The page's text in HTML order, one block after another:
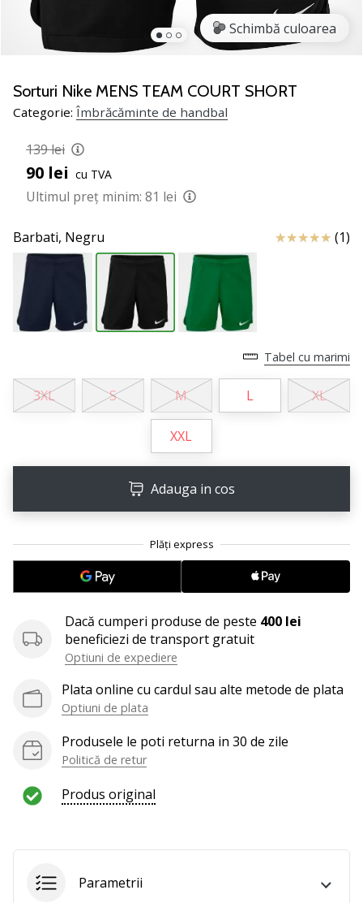
noii
pantofi
PUMA
Accelerate
NITRO
Află
care
actualizările
tehnice
și
vezi
dacă
merită…
•
2 min. de lectura
al
nostru
handbal
un
al
handbalului
Alătură-
te
nouă
Ambasador
al
Afiseaza
Schimbă culoarea
Sorturi Nike MENS TEAM COURT SHORT
Categorie: Îmbrăcăminte de handbal
139 lei
90 lei cu TVA
Ultimul preț minim: 81 lei
Barbati, Negru Review (1)
Tabel cu marimi
3XL S M L XL
XXL
Adauga in cos
Dacă cumperi produse de peste 400 lei
beneficiezi de transport gratuit
Optiuni de expediere
Plata online cu cardul sau alte metode de plata
Optiuni de plata
Produsele le poti returna in 30 de zile
Politică de retur
Produs original
Parametrii